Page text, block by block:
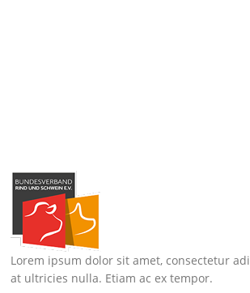
Lorem ipsum dolor sit amet, consectetur
at ultricies nulla. Etiam ac ex tempor.